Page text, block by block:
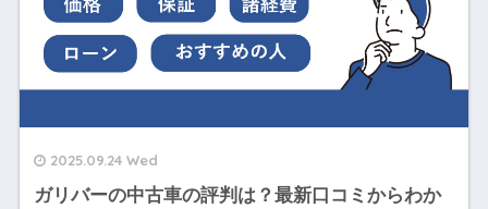
2025.09.24 Wed
ガリバーの中古車の評判は？最新口コミからわか